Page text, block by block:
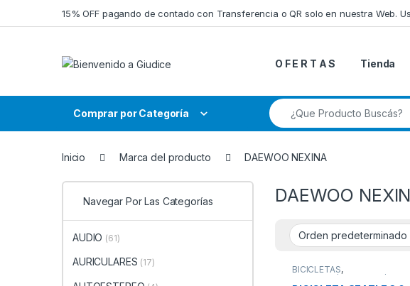
15% OFF pagando de contado con Transferencia o QR solo en nuestra Web.
O F E R T A S Tienda
Comprar por Categoría
Búsqueda de:
Inicio Marca del producto DAEWOO NEXINA
DAEWOO
BICICLETAS,
RODADOS/JUGUETES/BEBE
Navegar Por Las Categorías
AUDIO (61)
AURICULARES (17)